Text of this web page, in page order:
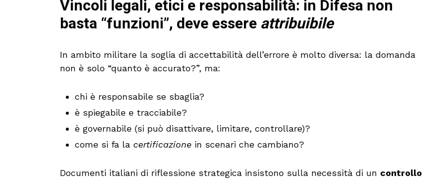
Vincoli legali, etici e responsabilità: in Difesa non
basta “funzioni”, deve essere attribuibile
In ambito militare la soglia di accettabilità dell’errore è molto diversa: la domanda
non è solo “quanto è accurato?”, ma:
chi è responsabile se sbaglia?
è spiegabile e tracciabile?
è governabile (si può disattivare, limitare, controllare)?
come si fa la certificazione in scenari che cambiano?
Documenti italiani di riflessione strategica insistono sulla necessità di un controllo